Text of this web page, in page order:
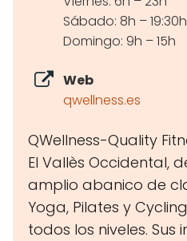
Sábado: 8h – 19:30h
Domingo: 9h – 15h
Web
qwellness.es
QWellness-Quality
El Vallès Occidental,
amplio abanico de
Yoga, Pilates y
todos los niveles. Sus